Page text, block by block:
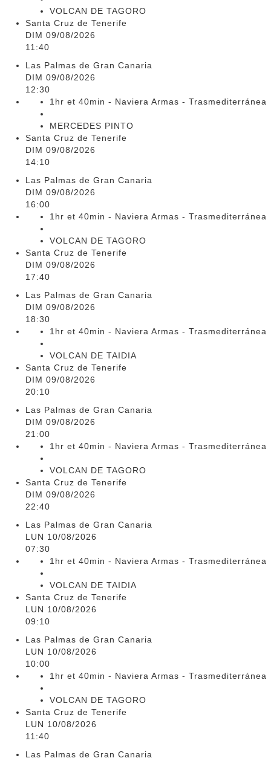
VOLCAN DE TAGORO
Santa Cruz de Tenerife
DIM 09/08/2026
11:40
Las Palmas de Gran Canaria
DIM 09/08/2026
12:30
1hr et 40min - Naviera Armas - Trasmediterránea
MERCEDES PINTO
Santa Cruz de Tenerife
DIM 09/08/2026
14:10
Las Palmas de Gran Canaria
DIM 09/08/2026
16:00
1hr et 40min - Naviera Armas - Trasmediterránea
VOLCAN DE TAGORO
Santa Cruz de Tenerife
DIM 09/08/2026
17:40
Las Palmas de Gran Canaria
DIM 09/08/2026
18:30
1hr et 40min - Naviera Armas - Trasmediterránea
VOLCAN DE TAIDIA
Santa Cruz de Tenerife
DIM 09/08/2026
20:10
Las Palmas de Gran Canaria
DIM 09/08/2026
21:00
1hr et 40min - Naviera Armas - Trasmediterránea
VOLCAN DE TAGORO
Santa Cruz de Tenerife
DIM 09/08/2026
22:40
Las Palmas de Gran Canaria
LUN 10/08/2026
07:30
1hr et 40min - Naviera Armas - Trasmediterránea
VOLCAN DE TAIDIA
Santa Cruz de Tenerife
LUN 10/08/2026
09:10
Las Palmas de Gran Canaria
LUN 10/08/2026
10:00
1hr et 40min - Naviera Armas - Trasmediterránea
VOLCAN DE TAGORO
Santa Cruz de Tenerife
LUN 10/08/2026
11:40
Las Palmas de Gran Canaria